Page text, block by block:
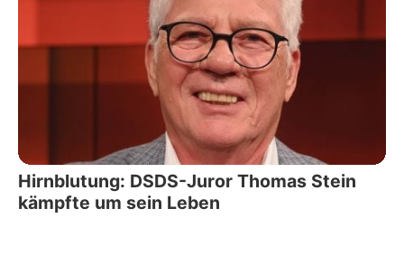
Hirnblutung: DSDS-Juror Thomas Stein
kämpfte um sein Leben